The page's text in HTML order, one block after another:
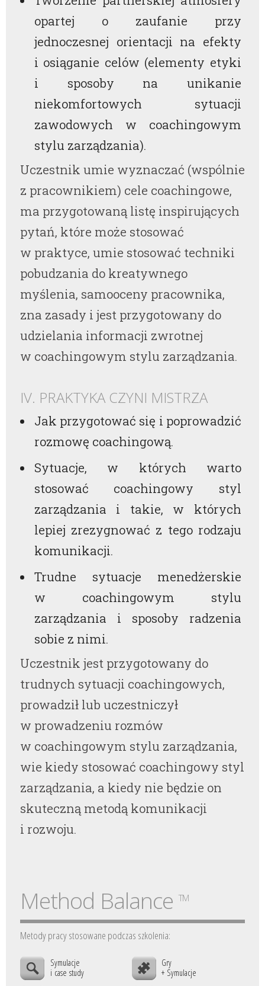
opartej o zaufanie przy
jednoczesnej orientacji na efekty
i osiąganie celów (elementy etyki
i sposoby na unikanie
niekomfortowych sytuacji
zawodowych w coachingowym
stylu zarządzania).
Uczestnik umie wyznaczać (wspólnie
z pracownikiem) cele coachingowe,
ma przygotowaną listę inspirujących
pytań, które może stosować
w praktyce, umie stosować techniki
pobudzania do kreatywnego
myślenia, samooceny pracownika,
zna zasady i jest przygotowany do
udzielania informacji zwrotnej
w coachingowym stylu zarządzania.
IV. PRAKTYKA CZYNI MISTRZA
Jak przygotować się i poprowadzić
rozmowę coachingową.
Sytuacje, w których warto
stosować coachingowy styl
zarządzania i takie, w których
lepiej zrezygnować z tego rodzaju
komunikacji.
Trudne sytuacje menedżerskie
w coachingowym stylu
zarządzania i sposoby radzenia
sobie z nimi.
Uczestnik jest przygotowany do
trudnych sytuacji coachingowych,
prowadził lub uczestniczył
w prowadzeniu rozmów
w coachingowym stylu zarządzania,
wie kiedy stosować coachingowy styl
zarządzania, a kiedy nie będzie on
skuteczną metodą komunikacji
i rozwoju.
Method Balance TM
Metody pracy stosowane podczas szkolenia:
Symulacje
i case study
Gry
+ Symulacje